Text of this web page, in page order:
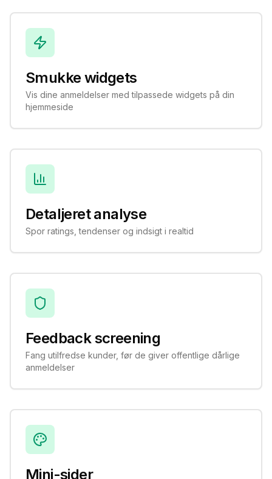
Smukke widgets
Vis dine anmeldelser med tilpassede widgets på din
hjemmeside
Detaljeret analyse
Spor ratings, tendenser og indsigt i realtid
Feedback screening
Fang utilfredse kunder, før de giver offentlige dårlige
anmeldelser
Mini-sider